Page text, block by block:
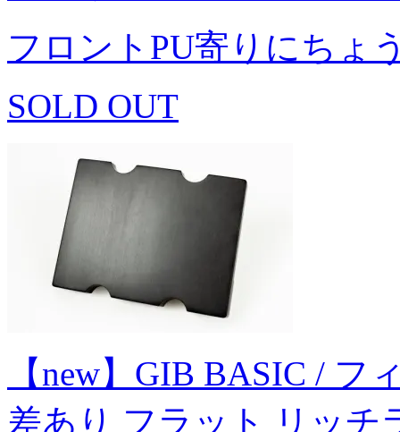
フロントPU寄りにちょ
SOLD OUT
【new】GIB BASIC / フ
差あり フラット リッチ